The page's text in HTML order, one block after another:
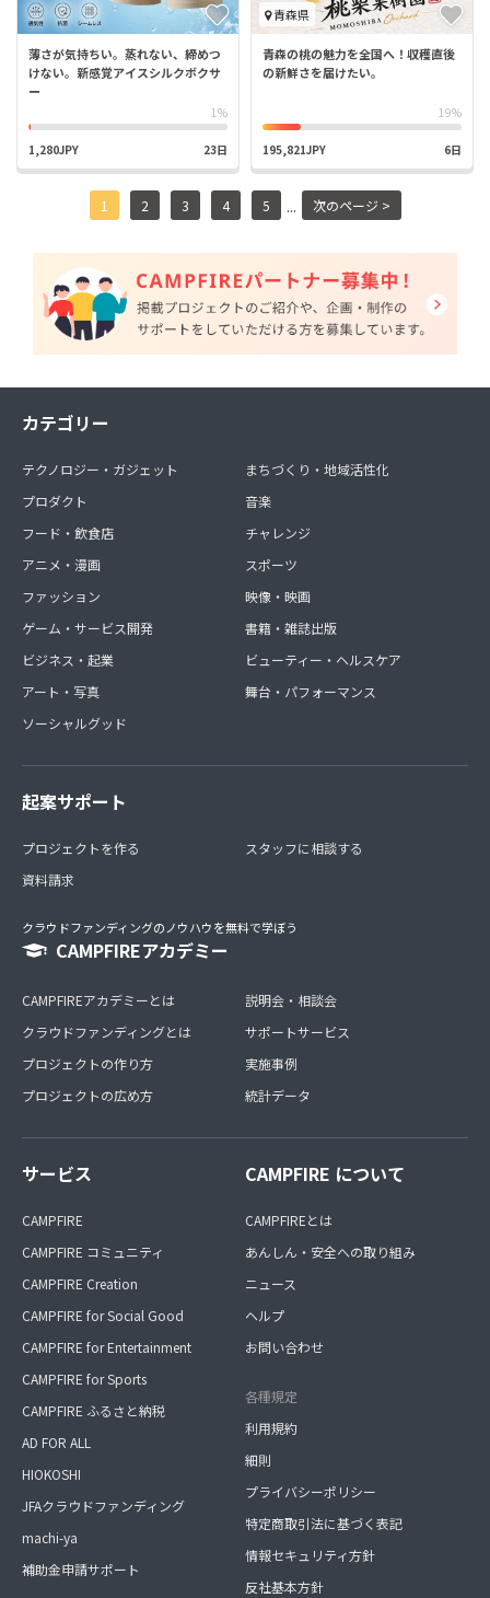
薄さが気持ちい。蒸れない、締めつ
けない。新感覚アイスシルクボクサ
ー
1%
1,280JPY 23日
青森県
青森の桃の魅力を全国へ！収穫直後
の新鮮さを届けたい。
19%
195,821JPY 6日
1 2 3 4 5 ... 次のページ >
カテゴリー
テクノロジー・ガジェット
プロダクト
フード・飲食店
アニメ・漫画
ファッション
ゲーム・サービス開発
ビジネス・起業
アート・写真
ソーシャルグッド
まちづくり・地域活性化
音楽
チャレンジ
スポーツ
映像・映画
書籍・雑誌出版
ビューティー・ヘルスケア
舞台・パフォーマンス
起案サポート
プロジェクトを作る
資料請求
スタッフに相談する
クラウドファンディングのノウハウを無料で学ぼう
CAMPFIREアカデミー
CAMPFIREアカデミーとは
クラウドファンディングとは
プロジェクトの作り方
プロジェクトの広め方
説明会・相談会
サポートサービス
実施事例
統計データ
サービス
CAMPFIRE
CAMPFIRE コミュニティ
CAMPFIRE Creation
CAMPFIRE for Social Good
CAMPFIRE for Entertainment
CAMPFIRE for Sports
CAMPFIRE ふるさと納税
AD FOR ALL
HIOKOSHI
JFAクラウドファンディング
machi-ya
補助金申請サポート
CAMPFIRE について
CAMPFIREとは
あんしん・安全への取り組み
ニュース
ヘルプ
お問い合わせ
各種規定
利用規約
細則
プライバシーポリシー
特定商取引法に基づく表記
情報セキュリティ方針
反社基本方針